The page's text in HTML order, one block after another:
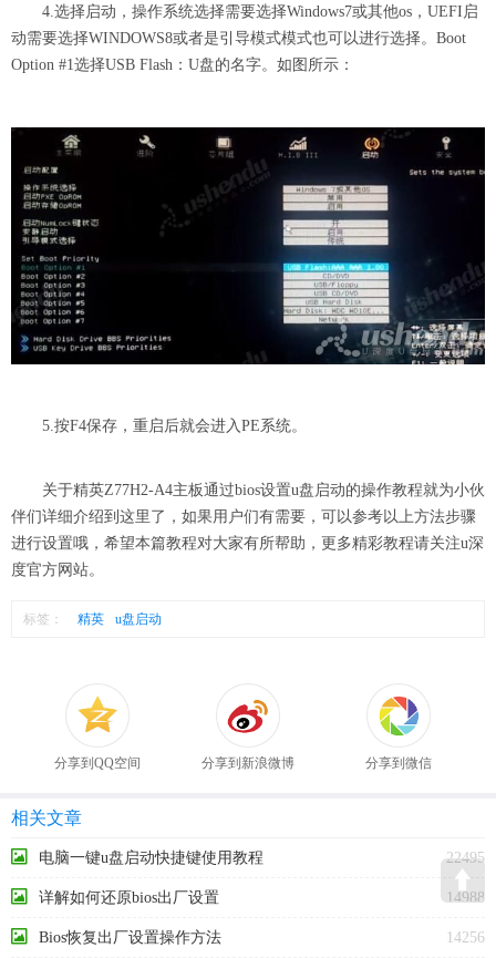
4.选择启动，操作系统选择需要选择Windows7或其他os，UEFI启
动需要选择WINDOWS8或者是引导模式模式也可以进行选择。Boot
Option #1选择USB Flash：U盘的名字。如图所示：
5.按F4保存，重启后就会进入PE系统。
关于精英Z77H2-A4主板通过bios设置u盘启动的操作教程就为小伙
伴们详细介绍到这里了，如果用户们有需要，可以参考以上方法步骤
进行设置哦，希望本篇教程对大家有所帮助，更多精彩教程请关注u深
度官方网站。
标签： 精英 u盘启动
分享到QQ空间 分享到新浪微博 分享到微信
相关文章
电脑一键u盘启动快捷键使用教程 22495
详解如何还原bios出厂设置 14988
Bios恢复出厂设置操作方法 14256